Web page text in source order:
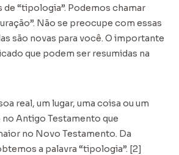
de “tipologia”. Podemos chamar
Não se preocupe com essas
são novas para você. O importante
que podem ser resumidas na
real, um lugar, uma coisa ou um
Antigo Testamento que
no Novo Testamento. Da
a palavra “tipologia”. [2]